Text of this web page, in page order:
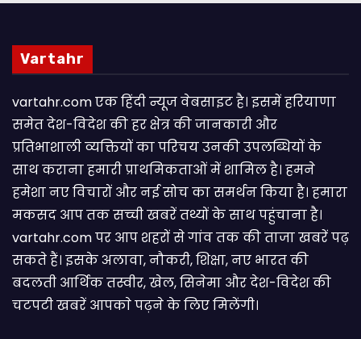
Vartahr
vartahr.com एक हिंदी न्यूज वेबसाइट है। इसमें हरियाणा
समेत देश-विदेश की हर क्षेत्र की जानकारी और
प्रतिभाशाली व्यक्तियों का परिचय उनकी उपलब्धियों के
साथ कराना हमारी प्राथमिकताओं में शामिल है। हमने
हमेशा नए विचारों और नई सोच का समर्थन किया है। हमारा
मकसद आप तक सच्ची खबरें तथ्यों के साथ पहुंचाना है।
vartahr.com पर आप शहरों से गांव तक की ताजा खबरें पढ़
सकते हैं। इसके अलावा, नौकरी, शिक्षा, नए भारत की
बदलती आर्थिक तस्वीर, खेल, सिनेमा और देश-विदेश की
चटपटी खबरें आपकाे पढ़ने के लिए मिलेंगी।